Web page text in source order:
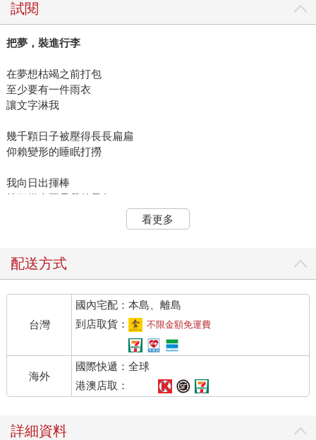
試閱
把夢，裝進行李
在夢想枯竭之前打包
至少要有一件雨衣
讓文字淋我
幾千顆日子被壓得長長扁扁
仰賴變形的睡眠打撈
我向日出揮棒
枕頭從來不是我的壘包
右腳可以是昨日碎石繁星
不同於萬人景仰
更蒐集小數點
把夢裝進行李
在夢想成為整數之前
看更多
配送方式
台灣
國內宅配：本島、離島
到店取貨：
不限金額免運費
海外
國際快遞：全球
港澳店取：
詳細資料